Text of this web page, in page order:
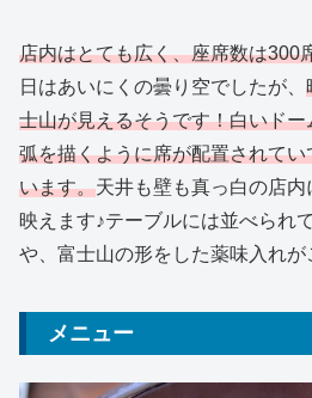
店内はとても広く、座席数は300
日はあいにくの曇り空でしたが、
士山が見えるそうです！白いド
弧を描くように席が配置されて
います。天井も壁も真っ白の店
映えます♪テーブルには並べられ
や、富士山の形をした薬味入れが
メニュー